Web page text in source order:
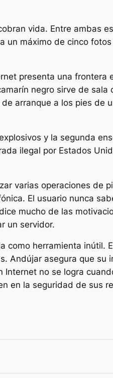
vida. Entre ambas
un máximo de cinco
presenta una frontera
negro sirve de sala
arranque a los pies de
y la segunda
ilegal por Estados
varias operaciones de
El usuario nunca
mucho de las
un servidor.
como herramienta inútil.
Andújar asegura que su
no se logra
en la seguridad de sus